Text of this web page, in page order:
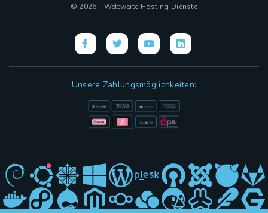
© 2026 - Weltweite Hosting Dienste
Unsere Zahlungsmöglichkeiten: